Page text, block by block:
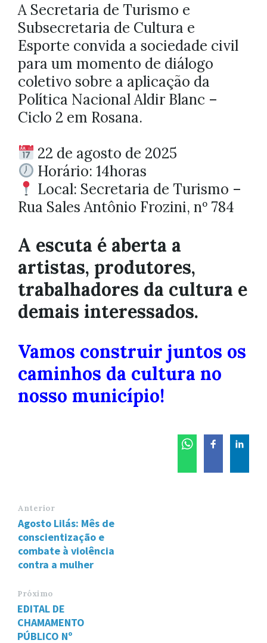
A Secretaria de Turismo e
Subsecretaria de Cultura e
Esporte convida a sociedade civil
para um momento de diálogo
coletivo sobre a aplicação da
Política Nacional Aldir Blanc –
Ciclo 2 em Rosana.
22 de agosto de 2025
Horário: 14horas
Local: Secretaria de Turismo –
Rua Sales Antônio Frozini, nº 784
A escuta é aberta a
artistas, produtores,
trabalhadores da cultura e
demais interessados.
Vamos construir juntos os
caminhos da cultura no
nosso município!
Anterior
Agosto Lilás: Mês de
conscientização e
combate à violência
contra a mulher
Próximo
EDITAL DE
CHAMAMENTO
PÚBLICO Nº